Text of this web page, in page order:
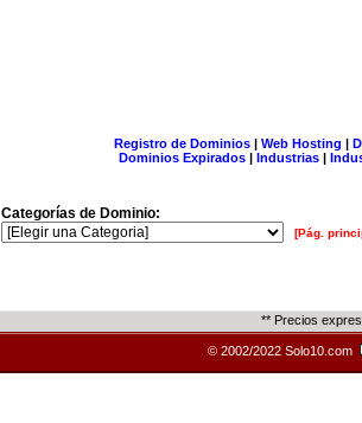
Registro de Dominios| Web Hosting |
Dominios Expirados | Industrias |
Categorías de Dominio:
[Pág.
** Precios
© 2002/2022 Solo10.com